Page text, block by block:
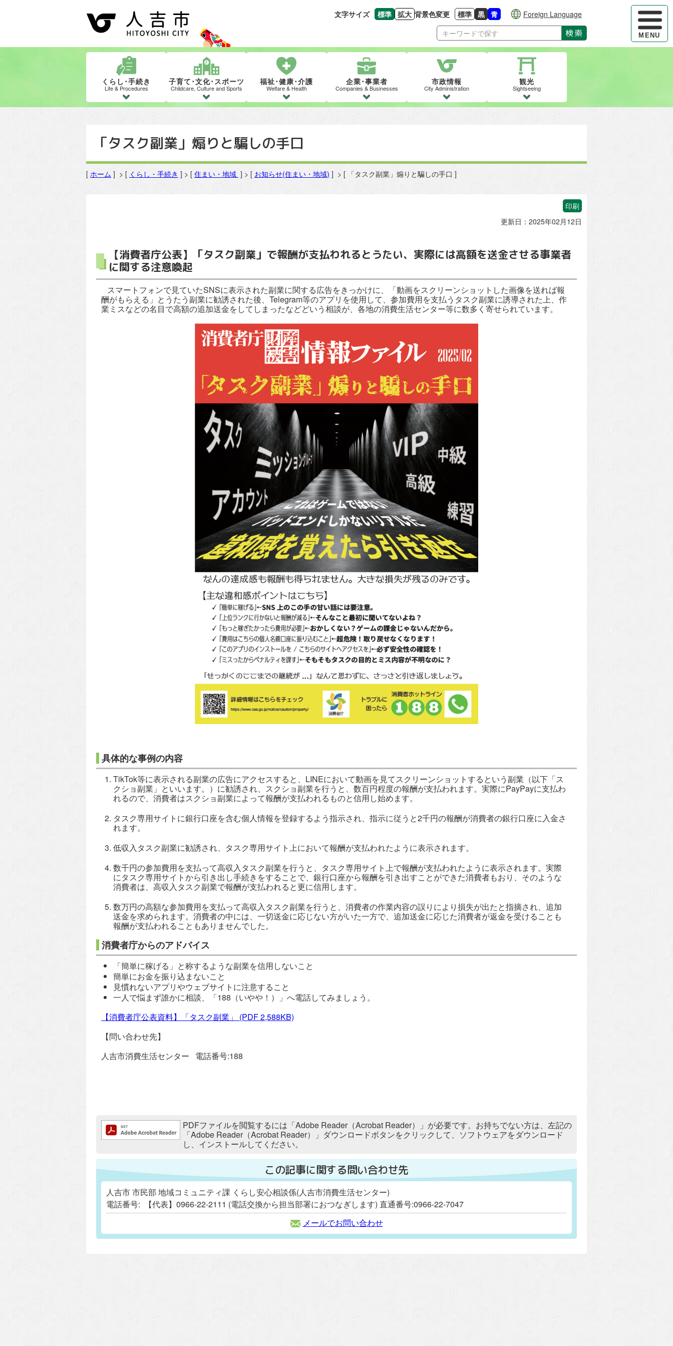
ハンバー
MENU
文字サイズ 標準
文字の大きさをもとの大きさに戻す
拡大
文字を大きくする
背景色変更 標準
背景色の変更：白
黒
背景色の変更：黒
青
背景色の変更：青
Foreign Language
検索
くらし･手続き
Life & Procedures
子育て･文化･スポーツ
Childcare, Culture and Sports
福祉･健康･介護
Welfare & Health
企業･事業者
Companies & Businesses
市政情報
City Administration
観光
Sightseeing
「タスク副業」煽りと騙しの手口
[ ホーム ] > [ くらし・手続き ] > [ 住まい・地域 ] > [ お知らせ(住まい・地域) ] > [ 「タスク副業」煽りと騙しの手口 ]
印刷
更新日：2025年02月12日
【消費者庁公表】「タスク副業」で報酬が支払われるとうたい、実際には高額を送金させる事業者
に関する注意喚起
スマートフォンで見ていたSNSに表示された副業に関する広告をきっかけに、「動画をスクリーンショットした画像を送れば報
酬がもらえる」とうたう副業に勧誘された後、Telegram等のアプリを使用して、参加費用を支払うタスク副業に誘導された上、作
業ミスなどの名目で高額の追加送金をしてしまったなどどいう相談が、各地の消費生活センター等に数多く寄せられています。
具体的な事例の内容
TikTok等に表示される副業の広告にアクセスすると、LINEにおいて動画を見てスクリーンショットするという副業（以下「ス
クショ副業」といいます。）に勧誘され、スクショ副業を行うと、数百円程度の報酬が支払われます。実際にPayPayに支払わ
れるので、消費者はスクショ副業によって報酬が支払われるものと信用し始めます。
タスク専用サイトに銀行口座を含む個人情報を登録するよう指示され、指示に従うと2千円の報酬が消費者の銀行口座に入金さ
れます。
低収入タスク副業に勧誘され、タスク専用サイト上において報酬が支払われたように表示されます。
数千円の参加費用を支払って高収入タスク副業を行うと、タスク専用サイト上で報酬が支払われたように表示されます。実際
にタスク専用サイトから引き出し手続きをすることで、銀行口座から報酬を引き出すことができた消費者もおり、そのような
消費者は、高収入タスク副業で報酬が支払われると更に信用します。
数万円の高額な参加費用を支払って高収入タスク副業を行うと、消費者の作業内容の誤りにより損失が出たと指摘され、追加
送金を求められます。消費者の中には、一切送金に応じない方がいた一方で、追加送金に応じた消費者が返金を受けることも
報酬が支払われることもありませんでした。
消費者庁からのアドバイス
「簡単に稼げる」と称するような副業を信用しないこと
簡単にお金を振り込まないこと
見慣れないアプリやウェブサイトに注意すること
一人で悩まず誰かに相談、「188（いやや！）」へ電話してみましょう。
【消費者庁公表資料】「タスク副業」
(PDF 2,588KB)
【問い合わせ先】
人吉市消費生活センター 電話番号:188
追加情報：PDFファイルPDFファイルを閲覧するには「Adobe Reader（Acrobat Reader）」が必要です。お持ちでない方は、左記の
「Adobe Reader（Acrobat Reader）」ダウンロードボタンをクリックして、ソフトウェアをダウンロード
し、インストールしてください。
この記事に関する問い合わせ先
人吉市 市民部 地域コミュニティ課 くらし安心相談係(人吉市消費生活センター)
電話番号:
【代表】0966-22-2111 (電話交換から担当部署におつなぎします) 直通番号:0966-22-7047
メールでお問い合わせ